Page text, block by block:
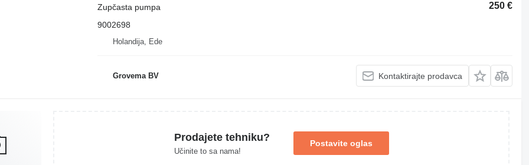
250 €
Zupčasta pumpa
9002698
Holandija, Ede
Grovema BV Kontaktirajte prodavca
Prodajete tehniku?
Učinite to sa nama!
Postavite oglas